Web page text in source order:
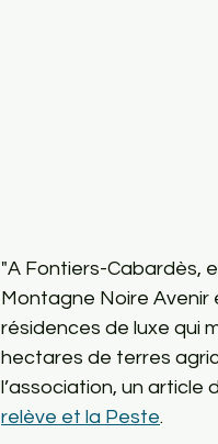
"A Fontiers-Cabardès,
Montagne Noire
résidences de luxe qui
hectares de terres
l’association, un article
relève et la Peste.